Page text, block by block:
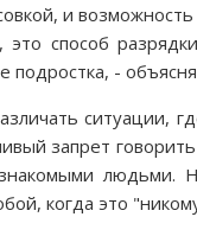
и
способ
подростка, -
ситуации,
запрет
людьми.
когда это